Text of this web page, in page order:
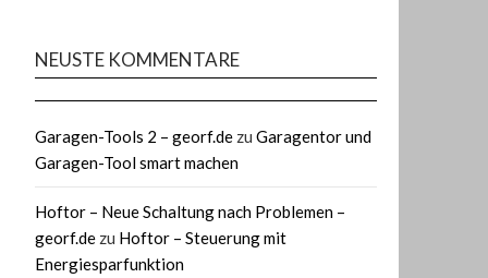
NEUSTE KOMMENTARE
Garagen-Tools 2 – georf.de zu Garagentor und
Garagen-Tool smart machen
Hoftor – Neue Schaltung nach Problemen –
georf.de zu Hoftor – Steuerung mit
Energiesparfunktion